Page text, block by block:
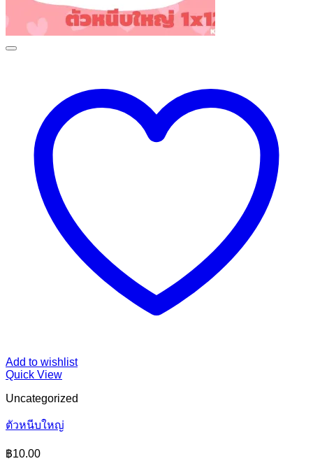
Add to wishlist
Quick View
Uncategorized
ตัวหนีบใหญ่
฿10.00